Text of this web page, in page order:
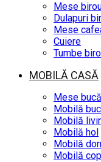
Mese
Dulapuri
Mese
Cuiere
Tumbe
MOBILĂ CASĂ
Mese
Mobilă
Mobilă
Mobilă hol
Mobilă
Mobilă